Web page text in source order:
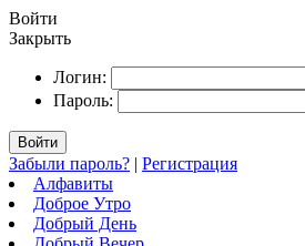
Войти
Закрыть
Логин:
Пароль:
Войти
Забыли пароль? | Регистрация
Алфавиты
Доброе Утро
Добрый День